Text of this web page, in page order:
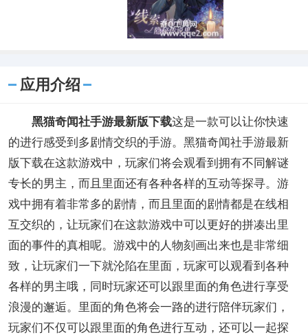
应用介绍
黑猫奇闻社手游最新版下载这是一款可以让你快速
的进行感受到多剧情交织的手游。黑猫奇闻社手游最新
版下载在这款游戏中，玩家们将会观看到拥有不同解谜
专长的男主，而且里面还有各种各样的互动等探寻。游
戏中拥有着非常多的剧情，而且里面的剧情都是在线相
互交织的，让玩家们在这款游戏中可以更好的拼凑出里
面的事件的真相呢。游戏中的人物刻画出来也是非常细
致，让玩家们一下就沦陷在里面，玩家可以观看到各种
各样的男主哦，同时玩家还可以跟里面的角色进行享受
浪漫的邂逅。里面的角色将会一路的进行陪伴玩家们，
玩家们不仅可以跟里面的角色进行互动，还可以一起探